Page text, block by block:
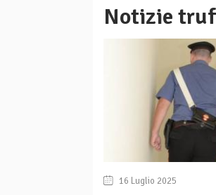
Notizie
16 Luglio 2025